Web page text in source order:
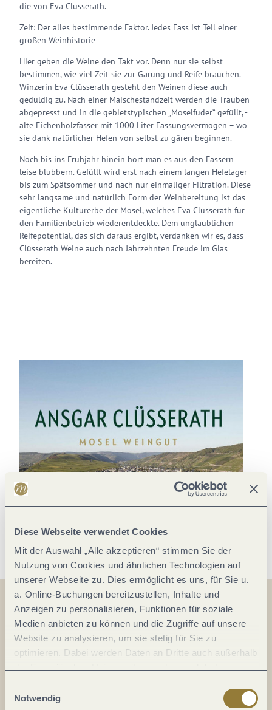
Diese Webseite verwendet Cookies
Mit der Auswahl „Alle akzeptieren“ stimmen Sie der
Nutzung von Cookies und ähnlichen Technologien auf
unserer Webseite zu. Dies ermöglicht es uns, für Sie u.
a. Online-Buchungen bereitzustellen, Inhalte und
Anzeigen zu personalisieren, Funktionen für soziale
Medien anbieten zu können und die Zugriffe auf unsere
Website zu analysieren, um sie stetig für Sie zu
optimieren. Dabei werden Daten an Dritte auch außerhalb
jederzeit widerrufen werden. Mit der Auswahl "Alle
Notwendig
die von Eva Clüsserath.
Zeit: Der alles bestimmende Faktor. Jedes Fass ist Teil einer
großen Weinhistorie
Hier geben die Weine den Takt vor. Denn nur sie selbst
bestimmen, wie viel Zeit sie zur Gärung und Reife brauchen.
Winzerin Eva Clüsserath gesteht den Weinen diese auch
geduldig zu. Nach einer Maischestandzeit werden die Trauben
abgepresst und in die gebietstypischen „Moselfuder“ gefüllt, -
alte Eichenholzfässer mit 1000 Liter Fassungsvermögen – wo
sie dank natürlicher Hefen von selbst zu gären beginnen.
Noch bis ins Frühjahr hinein hört man es aus den Fässern
leise blubbern. Gefüllt wird erst nach einem langen Hefelager
bis zum Spätsommer und nach nur einmaliger Filtration. Diese
sehr langsame und natürlich Form der Weinbereitung ist das
eigentliche Kulturerbe der Mosel, welches Eva Clüsserath für
den Familienbetrieb wiederentdeckte. Dem unglaublichen
Reifepotential, das sich daraus ergibt, verdanken wir es, dass
Clüsserath Weine auch nach Jahrzehnten Freude im Glas
bereiten.
Auf der Karte
Spielesstr. 4
54349 Trittenheim